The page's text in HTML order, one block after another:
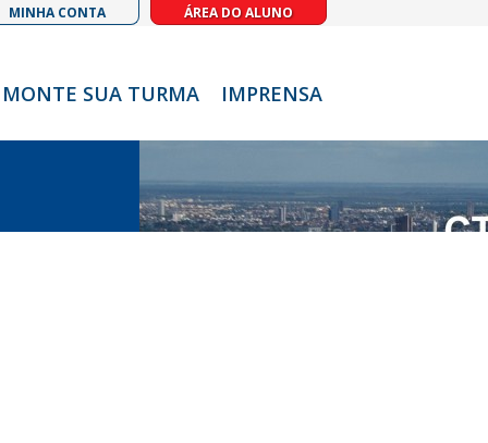
MINHA CONTA ÁREA DO ALUNO
MONTE SUA TURMA
IMPRENSA